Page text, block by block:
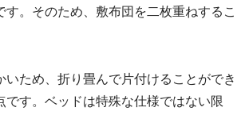
す。そのため、敷布団を二枚重ねするこ
いため、折り畳んで片付けることができ
です。ベッドは特殊な仕様ではない限